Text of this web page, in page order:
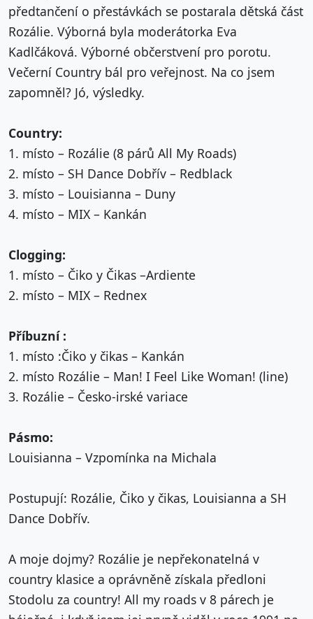
předtančení o přestávkách se postarala dětská část
Rozálie. Výborná byla moderátorka Eva
Kadlčáková. Výborné občerstvení pro porotu.
Večerní Country bál pro veřejnost. Na co jsem
zapomněl? Jó, výsledky.
Country:
1. místo – Rozálie (8 párů All My Roads)
2. místo – SH Dance Dobřív – Redblack
3. místo – Louisianna – Duny
4. místo – MIX – Kankán
Clogging:
1. místo – Čiko y Čikas –Ardiente
2. místo – MIX – Rednex
Příbuzní :
1. místo :Čiko y čikas – Kankán
2. místo Rozálie – Man! I Feel Like Woman! (line)
3. Rozálie – Česko-irské variace
Pásmo:
Louisianna – Vzpomínka na Michala
Postupují: Rozálie, Čiko y čikas, Louisianna a SH
Dance Dobřív.
A moje dojmy? Rozálie je nepřekonatelná v
country klasice a oprávněně získala předloni
Stodolu za country! All my roads v 8 párech je